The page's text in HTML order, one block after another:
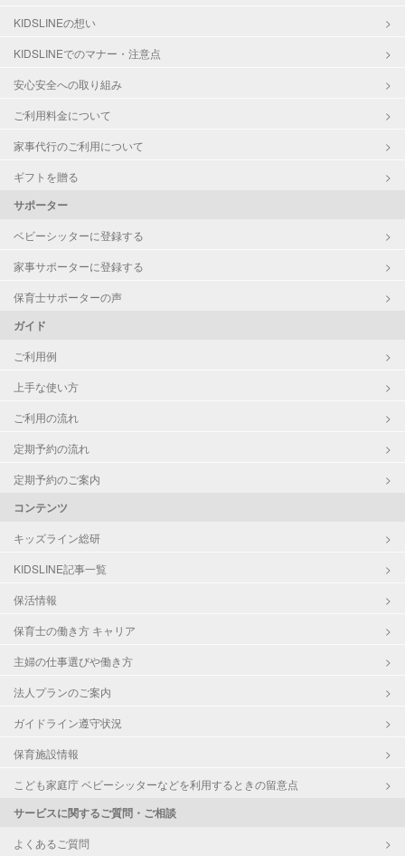
対応科目
KIDSLINEの想い
KIDSLINEでのマナー・注意点
安心安全への取り組み
ご利用料金について
家事代行のご利用について
ギフトを贈る
サポーター
ベビーシッターに登録する
家事サポーターに登録する
保育士サポーターの声
ガイド
ご利用例
上手な使い方
ご利用の流れ
定期予約の流れ
定期予約のご案内
コンテンツ
キッズライン総研
KIDSLINE記事一覧
保活情報
保育士の働き方 キャリア
主婦の仕事選びや働き方
法人プランのご案内
ガイドライン遵守状況
保育施設情報
こども家庭庁 ベビーシッターなどを利用するときの留意点
サービスに関するご質問・ご相談
よくあるご質問